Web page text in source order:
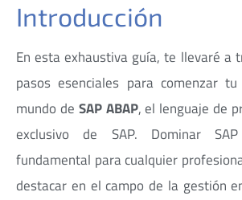
Introducción
En esta exhaustiva guía, te llevaré a
pasos esenciales para comenzar
mundo de SAP ABAP, el lenguaje de
exclusivo de SAP. Dominar
fundamental para cualquier
destacar en el campo de la gestión